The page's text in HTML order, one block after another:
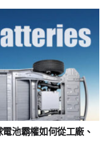
池霸權如何從工廠、